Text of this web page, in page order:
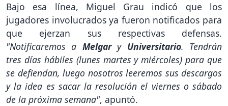
Bajo esa línea, Miguel Grau indicó que los
jugadores involucrados ya fueron notificados para
que ejerzan sus respectivas defensas.
"Notificaremos a Melgary Universitario. Tendrán
tres días hábiles (lunes martes y miércoles) para que
se defiendan, luego nosotros leeremos sus descargos
y la idea es sacar la resolución el viernes o sábado
de la próxima semana", apuntó.